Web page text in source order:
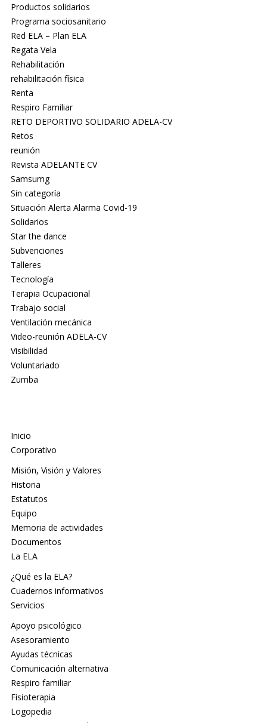
Productos solidarios
Programa sociosanitario
Red ELA – Plan ELA
Regata Vela
Rehabilitación
rehabilitación física
Renta
Respiro Familiar
RETO DEPORTIVO SOLIDARIO ADELA-CV
Retos
reunión
Revista ADELANTE CV
Samsumg
Sin categoría
Situación Alerta Alarma Covid-19
Solidarios
Star the dance
Subvenciones
Talleres
Tecnología
Terapia Ocupacional
Trabajo social
Ventilación mecánica
Video-reunión ADELA-CV
Visibilidad
Voluntariado
Zumba
Inicio
Corporativo
Misión, Visión y Valores
Historia
Estatutos
Equipo
Memoria de actividades
Documentos
La ELA
¿Qué es la ELA?
Cuadernos informativos
Servicios
Apoyo psicológico
Asesoramiento
Ayudas técnicas
Comunicación alternativa
Respiro familiar
Fisioterapia
Logopedia